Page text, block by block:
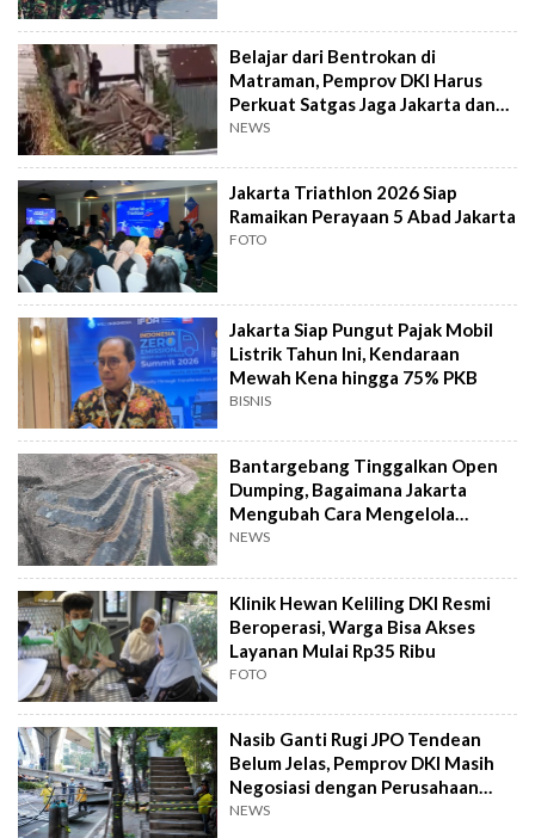
Belajar dari Bentrokan di
Matraman, Pemprov DKI Harus
Perkuat Satgas Jaga Jakarta dan
FKDM
NEWS
Jakarta Triathlon 2026 Siap
Ramaikan Perayaan 5 Abad Jakarta
FOTO
Jakarta Siap Pungut Pajak Mobil
Listrik Tahun Ini, Kendaraan
Mewah Kena hingga 75% PKB
BISNIS
Bantargebang Tinggalkan Open
Dumping, Bagaimana Jakarta
Mengubah Cara Mengelola
Sampah?
NEWS
Klinik Hewan Keliling DKI Resmi
Beroperasi, Warga Bisa Akses
Layanan Mulai Rp35 Ribu
FOTO
Nasib Ganti Rugi JPO Tendean
Belum Jelas, Pemprov DKI Masih
Negosiasi dengan Perusahaan
Truk
NEWS